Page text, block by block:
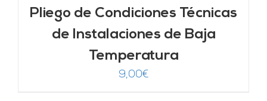
Pliego de Condiciones Técnicas
de Instalaciones de Baja
Temperatura
9,00€